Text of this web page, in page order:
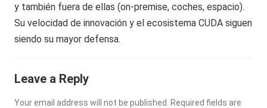
y también fuera de ellas (on-premise, coches, espacio).
Su velocidad de innovación y el ecosistema CUDA siguen
siendo su mayor defensa.
Leave a Reply
Your email address will not be published.
Required fields are